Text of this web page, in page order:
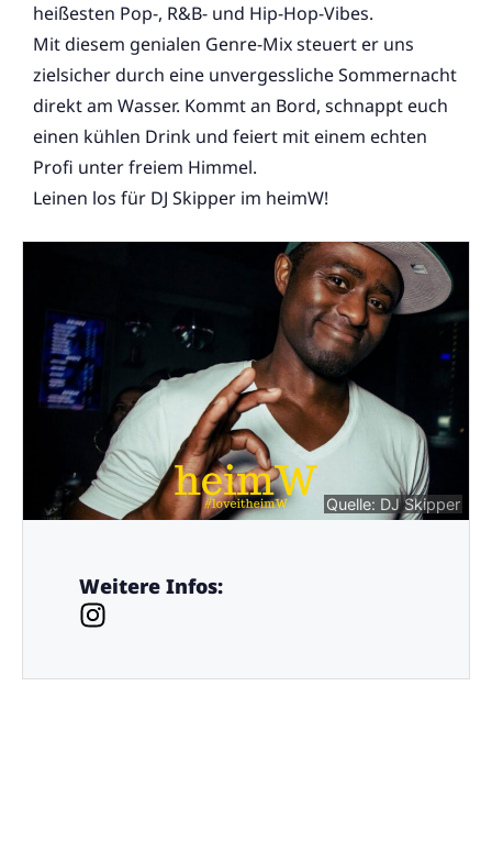
heißesten Pop-, R&B- und Hip-Hop-Vibes.
Mit diesem genialen Genre-Mix steuert er uns
zielsicher durch eine unvergessliche Sommernacht
direkt am Wasser. Kommt an Bord, schnappt euch
einen kühlen Drink und feiert mit einem echten
Profi unter freiem Himmel.
Leinen los für DJ Skipper im heimW!
Quelle: DJ Skipper
Weitere Infos: